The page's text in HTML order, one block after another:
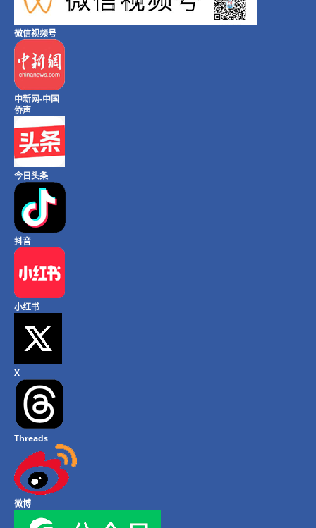
微信视频号
中新网-中国
侨声
今日头条
抖音
小红书
X
Threads
微博